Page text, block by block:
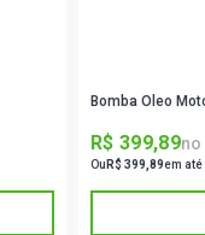
Bomba Oleo
R$ 399,89no
Ou R$ 399,89em até